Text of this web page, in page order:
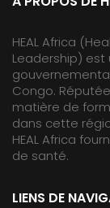
HEAL Africa
Leadership)
Congo.
matière de
dans cette
HEAL Africa
de santé.
LIENS DE